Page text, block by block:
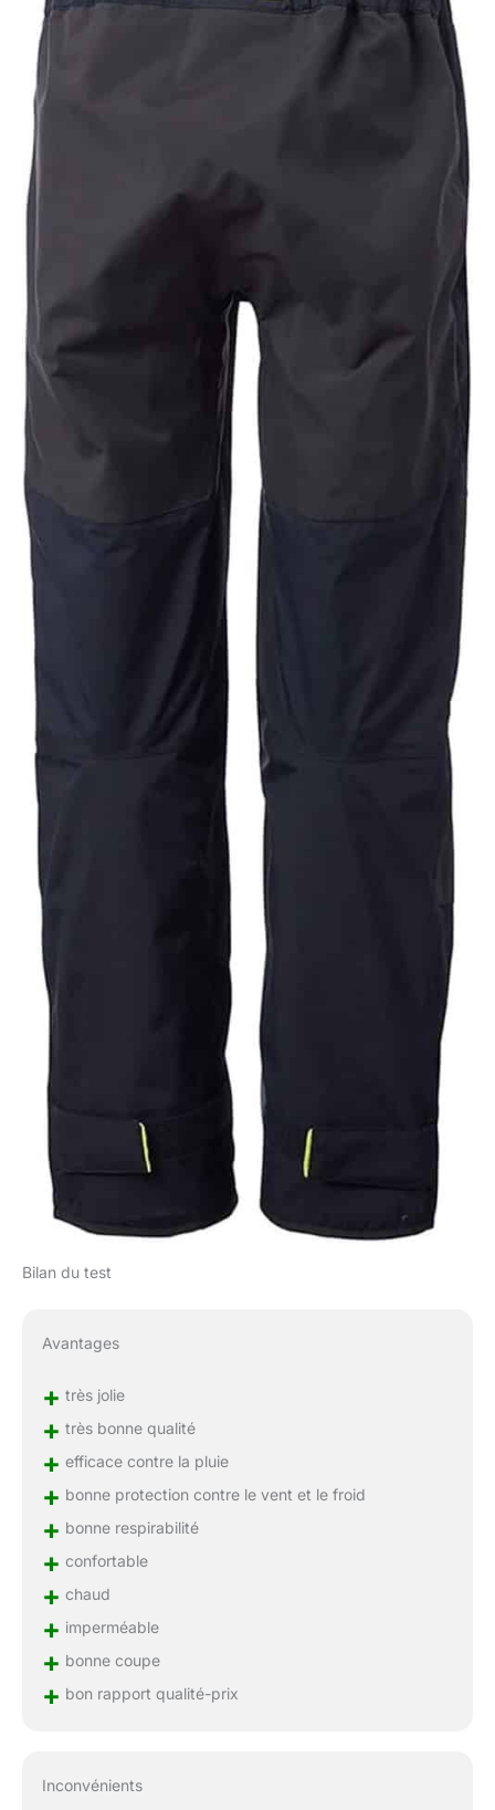
Bilan du test
Avantages
+ très jolie
+ très bonne qualité
+ efficace contre la pluie
+ bonne protection contre le vent et le froid
+ bonne respirabilité
+ confortable
+ chaud
+ imperméable
+ bonne coupe
+ bon rapport qualité-prix
Inconvénients